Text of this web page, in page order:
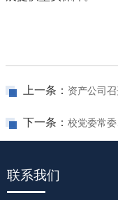
上一条： 资产公司
下一条： 校党委常
联系我们